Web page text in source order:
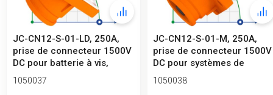
JC-CN12-S-01-LD, 250A,
prise de connecteur 1500V
DC pour batterie à vis,
orange
1050037
JC-CN12-S-01-M, 250A,
prise de connecteur 1500V
DC pour systèmes de
stockage ...
1050038